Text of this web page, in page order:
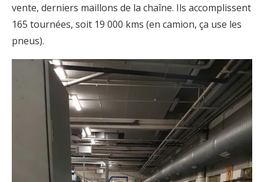
vente, derniers maillons de la chaîne. Ils accomplissent
165 tournées, soit 19 000 kms (en camion, ça use les
pneus).